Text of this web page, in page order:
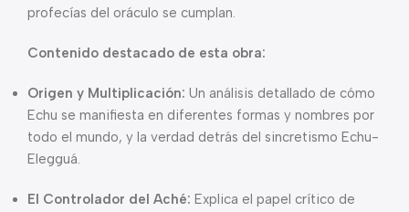
profecías del oráculo se cumplan.
Contenido destacado de esta obra:
Origen y Multiplicación: Un análisis detallado de cómo
Echu se manifiesta en diferentes formas y nombres por
todo el mundo, y la verdad detrás del sincretismo Echu-
Elegguá.
El Controlador del Aché: Explica el papel crítico de